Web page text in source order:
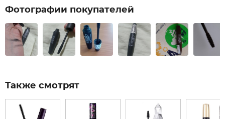
Фотографии покупателей
Также смотрят